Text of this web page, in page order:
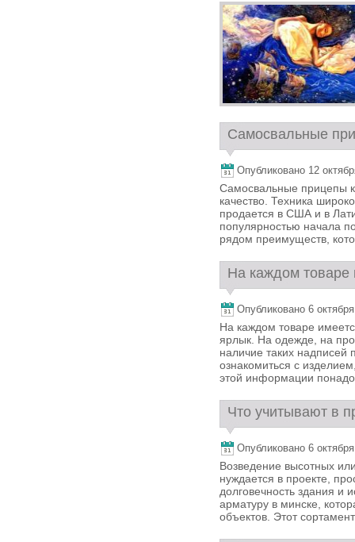
Самосвальные
Опубликовано 12
Самосвальные прицепы
качество. Техника
продается в США и в
популярностью начала
рядом преимуществ,
На каждом товаре
Опубликовано 6
На каждом товаре
ярлык. На одежде, на
наличие таких надписей
ознакомиться с
этой информации
Что учитывают в
Опубликовано 6
Возведение высотных
нуждается в проекте,
долговечность здания и
арматуру в минске,
объектов. Этот